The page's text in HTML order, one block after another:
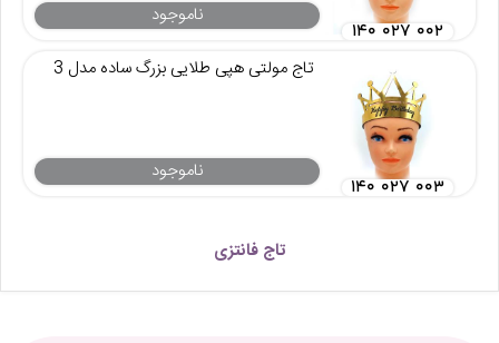
ناموجود
۱۴۰ ۰۲۷ ۰۰۲
تاج مولتی هپی طلایی بزرگ ساده مدل 3
ناموجود
۱۴۰ ۰۲۷ ۰۰۳
تاج فانتزی